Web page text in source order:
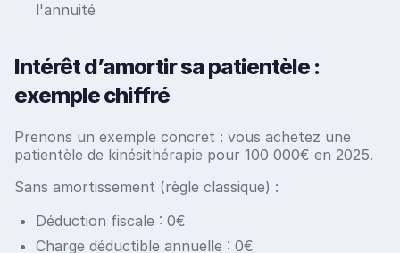
l'annuité
Intérêt d’amortir sa patientèle :
exemple chiffré
Prenons un exemple concret : vous achetez une
patientèle de kinésithérapie pour 100 000€ en 2025.
Sans amortissement (règle classique) :
Déduction fiscale : 0€
Charge déductible annuelle : 0€